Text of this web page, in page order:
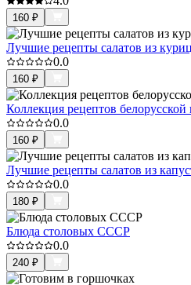
160 ₽
Лучшие рецепты салатов из
0.0
160 ₽
Коллекция рецептов белорусской
0.0
160 ₽
Лучшие рецепты салатов из
0.0
180 ₽
Блюда столовых СССР
0.0
240 ₽